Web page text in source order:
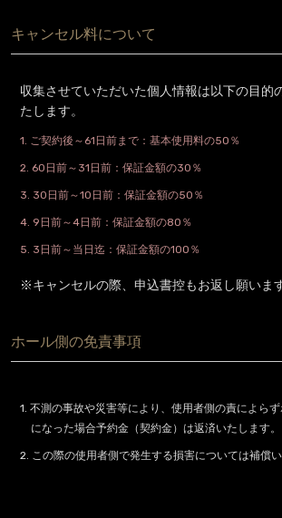
キャンセル料について
収集させていただいた個人情報は以下の目的
たします。
1. ご契約後～61日前まで：基本使用料の50％
2. 60日前～31日前：保証金額の30％
3. 30日前～10日前：保証金額の50％
4. 9日前～4日前：保証金額の80％
5. 3日前～当日迄：保証金額の100％
※キャンセルの際、申込書控もお返し願います
ホール側の免責事項
1. 不測の事故や災害等により、使用者側の責によら
になった場合予約金（契約金）は返済いたします。
2. この際の使用者側で発生する損害については補償い